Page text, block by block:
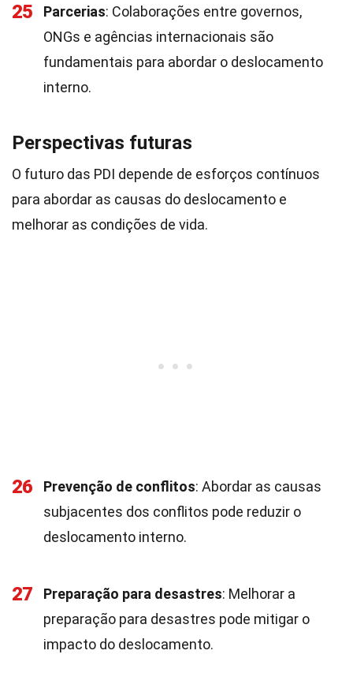
25 Parcerias: Colaborações entre governos,
ONGs e agências internacionais são
fundamentais para abordar o deslocamento
interno.
Perspectivas futuras
O futuro das PDI depende de esforços contínuos
para abordar as causas do deslocamento e
melhorar as condições de vida.
26 Prevenção de conflitos: Abordar as causas
subjacentes dos conflitos pode reduzir o
deslocamento interno.
27 Preparação para desastres: Melhorar a
preparação para desastres pode mitigar o
impacto do deslocamento.